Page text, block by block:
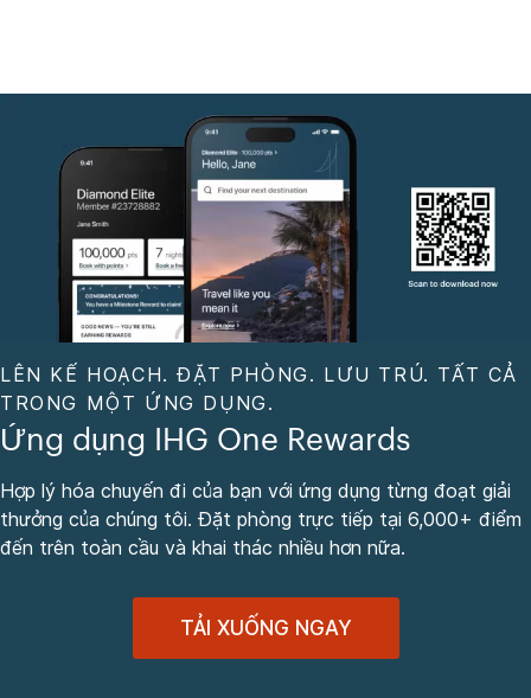
LÊN KẾ HOẠCH. ĐẶT PHÒNG. LƯU TRÚ. TẤT CẢ
TRONG MỘT ỨNG DỤNG.
Ứng dụng IHG One Rewards
Hợp lý hóa chuyến đi của bạn với ứng dụng từng đoạt giải
thưởng của chúng tôi. Đặt phòng trực tiếp tại 6,000+ điểm
đến trên toàn cầu và khai thác nhiều hơn nữa.
TẢI XUỐNG NGAY